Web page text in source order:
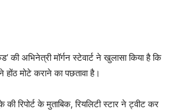
की अभिनेत्री मॉर्गन स्टेवार्ट ने खुलासा किया है कि
मोटे कराने का पछतावा है।
रिपोर्ट के मुताबिक, रियलिटी स्टार ने ट्वीट कर